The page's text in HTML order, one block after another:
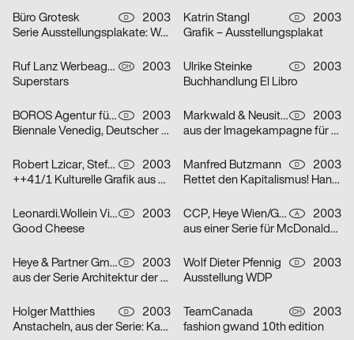
Büro Grotesk D
2003
Serie Ausstellungsplakate: Wolfgang Vetten – Jürgen Paas – Kunstauktion
Katrin Stangl D
2003
Grafik – Ausstellungsplakat
Ruf Lanz Werbeagentur AG CH
2003
Superstars
Ulrike Steinke D
2003
Buchhandlung El Libro
BOROS Agentur für Kommunikation D
2003
Biennale Venedig, Deutscher Pavillon
Markwald & Neusitzer D
2003
aus der Imagekampagne für die Deutsche Aidshilfe e.V.
Robert Lzicar, Stefanie Preis D
2003
++41/1 Kulturelle Grafik aus Zürich
Manfred Butzmann D
2003
Rettet den Kapitalismus! Handelt jetzt!
Leonardi.Wollein Visuelle Konzepte D
2003
Good Cheese
CCP, Heye Wien/GBK,Heye München A
2003
aus einer Serie für McDonalds Österreich (Gabeln)
Heye & Partner GmbH D
2003
aus der Serie Architektur der Obdachlosigkeit: Motiv Citylight/Motiv Litfaßsäule
Wolf Dieter Pfennig D
2003
Ausstellung WDP
Holger Matthies D
2003
Anstacheln, aus der Serie: Kammerspiele – typografische Themenplakate
TeamCanada CH
2003
fashion gwand 10th edition